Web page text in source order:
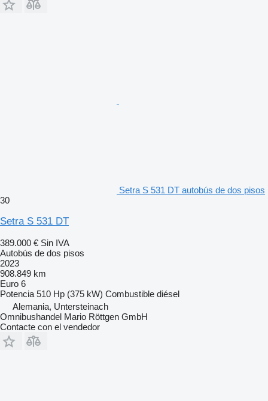
Setra S 531 DT autobús de dos pisos
30
Setra S 531 DT
389.000 € Sin IVA
Autobús de dos pisos
2023
908.849 km
Euro 6
Potencia 510 Hp (375 kW) Combustible diésel
Alemania, Untersteinach
Omnibushandel Mario Röttgen GmbH
Contacte con el vendedor